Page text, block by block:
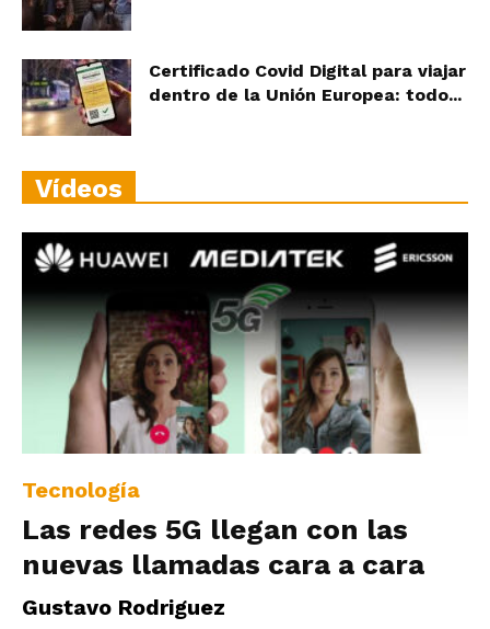
Certificado Covid Digital para viajar
dentro de la Unión Europea: todo...
Vídeos
Tecnología
Las redes 5G llegan con las
nuevas llamadas cara a cara
Gustavo Rodriguez